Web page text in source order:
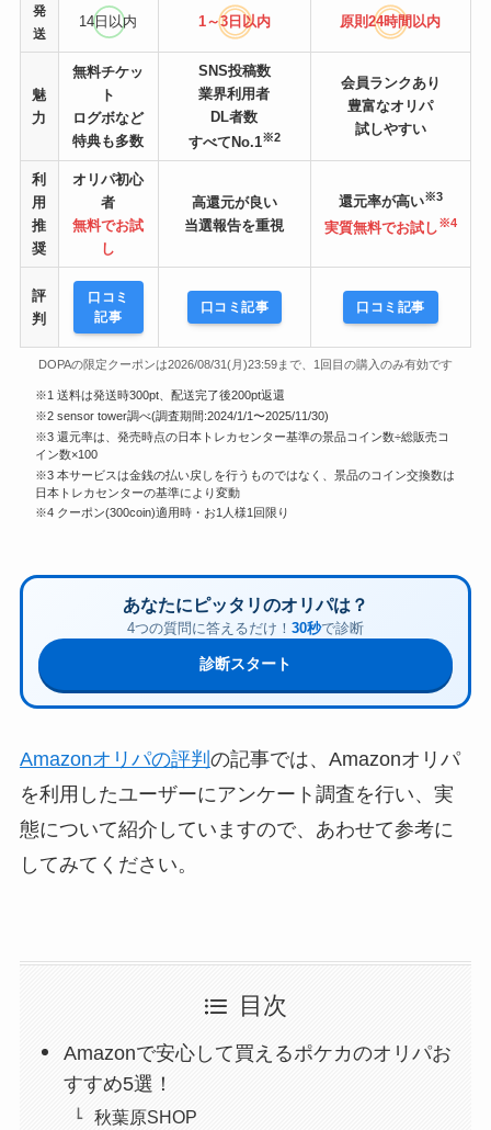
発
送
14日以内 1～3日以内 原則24時間以内
魅
力
無料チケッ
ト
ログボなど
特典も多数
SNS投稿数
業界利用者
DL者数
すべてNo.1※2
会員ランクあり
豊富なオリパ
試しやすい
利
用
推
奨
オリパ初心
者
無料でお試
し
高還元が良い
当選報告を重視
還元率が高い※3
実質無料でお試し※4
評
判
口コミ
記事
口コミ記事 口コミ記事
DOPAの限定クーポンは2026/08/31(月)23:59まで、1回目の購入のみ有効です
※1 送料は発送時300pt、配送完了後200pt返還
※2 sensor tower調べ(調査期間:2024/1/1〜2025/11/30)
※3 還元率は、発売時点の日本トレカセンター基準の景品コイン数÷総販売コ
イン数×100
※3 本サービスは金銭の払い戻しを行うものではなく、景品のコイン交換数は
日本トレカセンターの基準により変動
※4 クーポン(300coin)適用時・お1人様1回限り
あなたにピッタリのオリパは？
4つの質問に答えるだけ！ 30秒で診断
診断スタート
Amazonオリパの評判 の記事では、Amazonオリパ
を利用したユーザーにアンケート調査を行い、実
態について紹介していますので、あわせて参考に
してみてください。
目次
Amazonで安心して買えるポケカのオリパお
すすめ5選！
秋葉原SHOP